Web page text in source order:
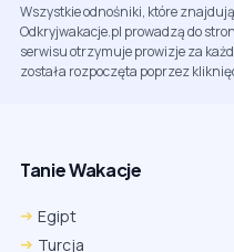
Wszystkie odnośniki, które
Odkryjwakacje.pl prowadzą do
serwisu otrzymuje prowizje za
została rozpoczęta poprzez
Tanie Wakacje
Egipt
Turcja